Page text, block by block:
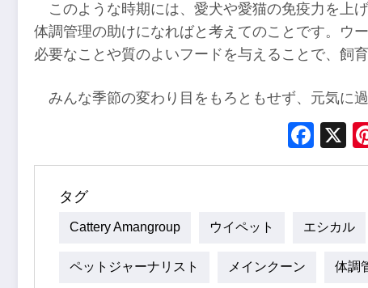
このような時期には、愛犬や愛猫の免疫力を上
体調管理の助けになればと考えてのことです。ウ
必要なことや質のよいフードを与えることで、飼
みんな季節の変わり目をもろともせず、元気に
X
タグ
Cattery Amangroup ウイペット エシカル
ペットジャーナリスト メインクーン 体調